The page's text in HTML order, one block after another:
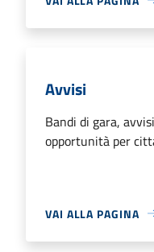
Avvisi
Bandi di gara,
opportunità per
VAI ALLA PAGINA